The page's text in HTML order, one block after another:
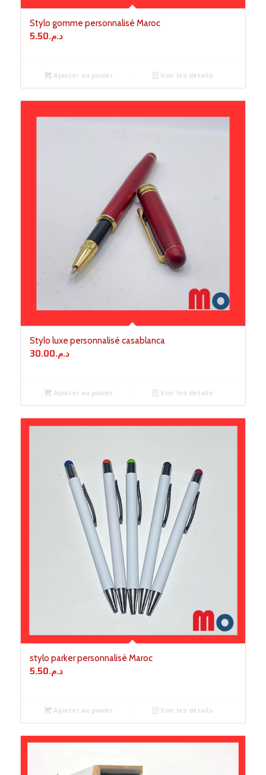
Stylo gomme personnalisé Maroc
د.م.5.50
Ajouter au panier Voir les détails
Stylo luxe personnalisé casablanca
د.م.30.00
Ajouter au panier Voir les détails
stylo parker personnalisé Maroc
د.م.5.50
Ajouter au panier Voir les détails